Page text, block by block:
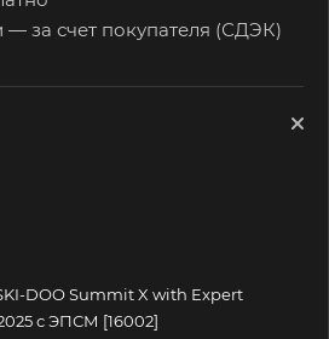
— за счет покупателя (СДЭК)
DOO Summit X with Expert
с ЭПСМ [16002]